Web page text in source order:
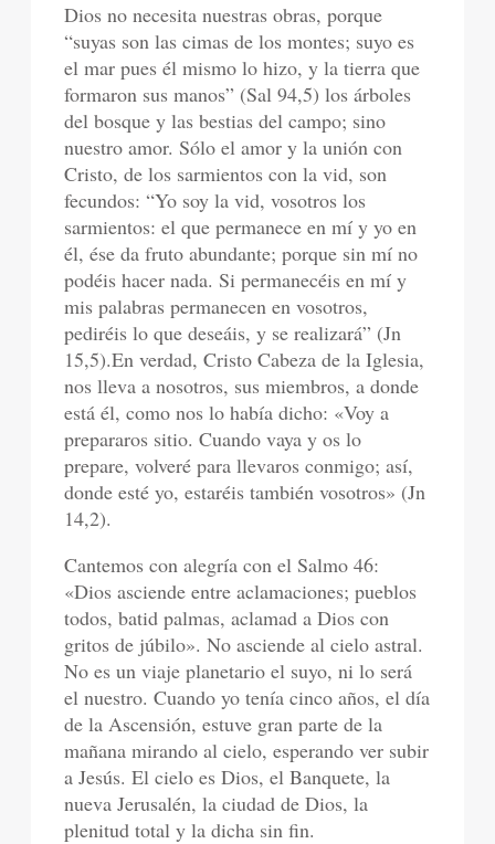
Dios no necesita nuestras obras, porque
“suyas son las cimas de los montes; suyo es
el mar pues él mismo lo hizo, y la tierra que
formaron sus manos” (Sal 94,5) los árboles
del bosque y las bestias del campo; sino
nuestro amor. Sólo el amor y la unión con
Cristo, de los sarmientos con la vid, son
fecundos: “Yo soy la vid, vosotros los
sarmientos: el que permanece en mí y yo en
él, ése da fruto abundante; porque sin mí no
podéis hacer nada. Si permanecéis en mí y
mis palabras permanecen en vosotros,
pediréis lo que deseáis, y se realizará” (Jn
15,5).En verdad, Cristo Cabeza de la Iglesia,
nos lleva a nosotros, sus miembros, a donde
está él, como nos lo había dicho: «Voy a
prepararos sitio. Cuando vaya y os lo
prepare, volveré para llevaros conmigo; así,
donde esté yo, estaréis también vosotros» (Jn
14,2).
Cantemos con alegría con el Salmo 46:
«Dios asciende entre aclamaciones; pueblos
todos, batid palmas, aclamad a Dios con
gritos de júbilo». No asciende al cielo astral.
No es un viaje planetario el suyo, ni lo será
el nuestro. Cuando yo tenía cinco años, el día
de la Ascensión, estuve gran parte de la
mañana mirando al cielo, esperando ver subir
a Jesús. El cielo es Dios, el Banquete, la
nueva Jerusalén, la ciudad de Dios, la
plenitud total y la dicha sin fin.